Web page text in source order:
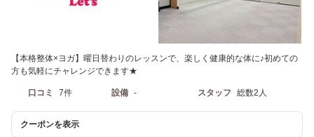
【本格整体×ヨガ】曜日替わりのレッスンで、楽しく健康的な体に♪初めての
方も気軽にチャレンジできます★
口コミ 7件 設備 - スタッフ 総数2人
クーポンを表示